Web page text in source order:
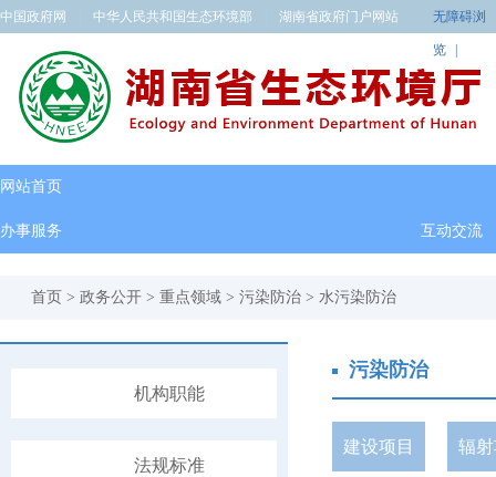
中国政府网 中华人民共和国生态环境部 湖南省政府门户网站 无障碍浏
览
网站首页
办事服务 互动交流
首页 > 政务公开 > 重点领域 > 污染防治 > 水污染防治
机构职能
法规标准
污染防治
建设项目 辐